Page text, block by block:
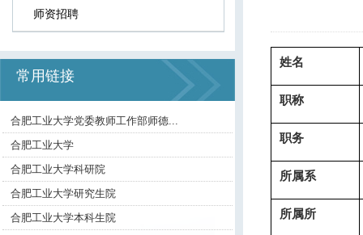
师资招聘
常用链接
合肥工业大学党委教师工作部师德...
合肥工业大学
合肥工业大学科研院
合肥工业大学研究生院
合肥工业大学本科生院
姓名
职称
职务
所属系
所属所